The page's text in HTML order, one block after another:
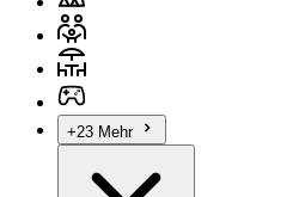
+23 Mehr